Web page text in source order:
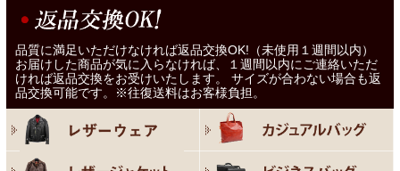
品質に満足いただけなければ返品交換OK!（未使用１週間以内）
お届けした商品が気に入らなければ、１週間以内にご連絡いただ
ければ返品交換をお受けいたします。 サイズが合わない場合も返
品交換可能です。※往復送料はお客様負担。